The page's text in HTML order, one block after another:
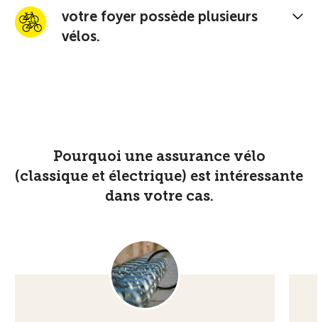
votre foyer possède plusieurs
vélos.
Pourquoi une assurance vélo
(classique et électrique) est intéressante
dans votre cas.